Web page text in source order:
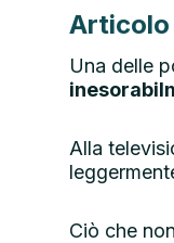
Articolo
Una delle
Alla
Ciò che